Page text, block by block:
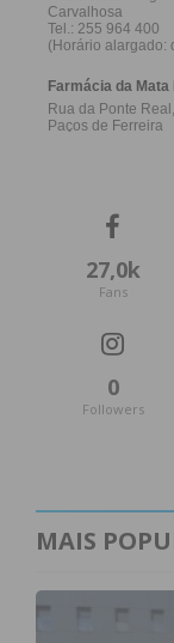
27,0k
Fans
0
Followers
MAIS